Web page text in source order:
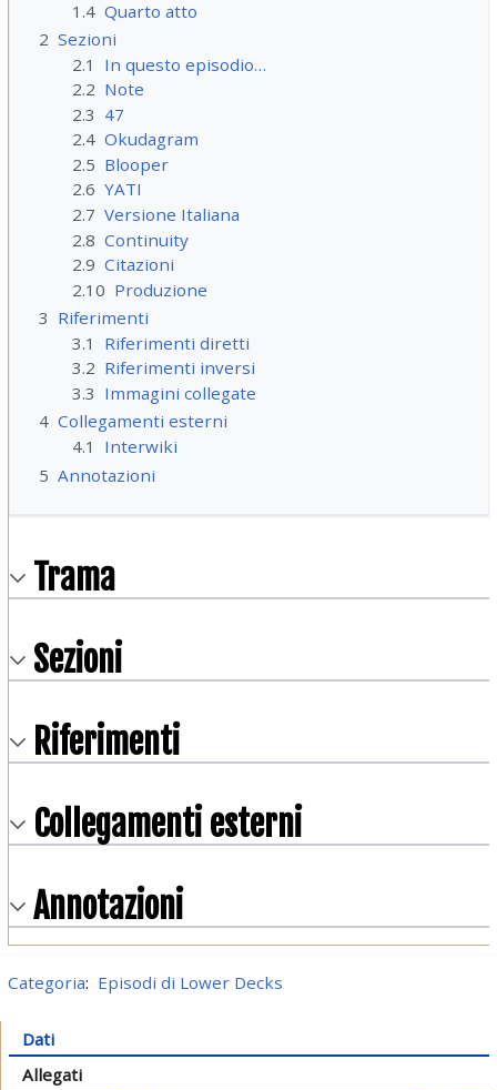
1.4 Quarto atto
2 Sezioni
2.1
In questo episodio…
2.2 Note
2.3 47
2.4 Okudagram
2.5 Blooper
2.6 YATI
2.7 Versione Italiana
2.8 Continuity
2.9 Citazioni
2.10 Produzione
3 Riferimenti
3.1
Riferimenti diretti
3.2 Riferimenti inversi
3.3 Immagini collegate
4 Collegamenti esterni
4.1
Interwiki
5 Annotazioni
Trama
Sezioni
Riferimenti
Collegamenti esterni
Annotazioni
Categoria: Episodi di Lower Decks
Dati
Allegati